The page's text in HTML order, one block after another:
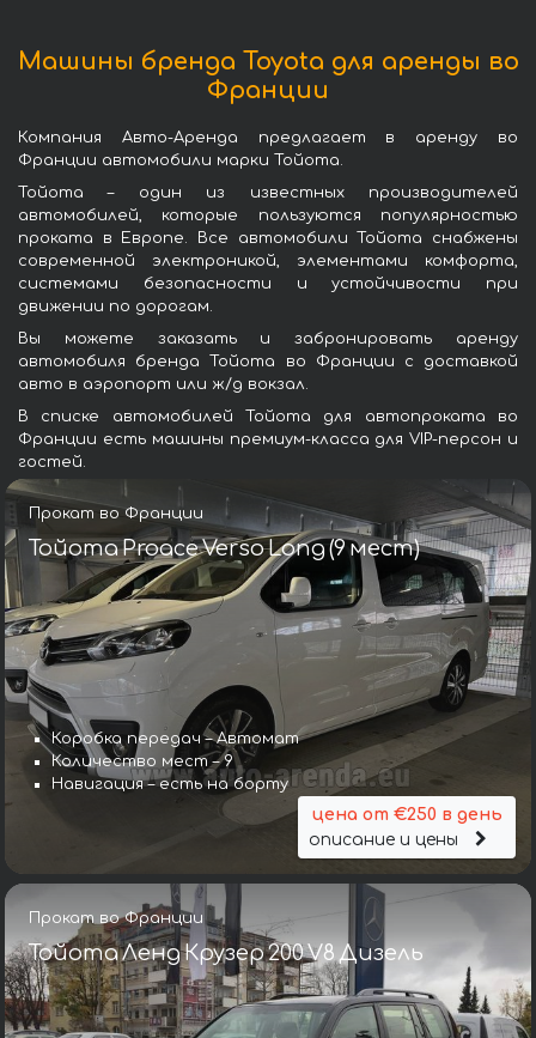
Машины бренда Toyota для аренды во
Франции
Компания Авто-Аренда предлагает в аренду во
Франции автомобили марки Тойота.
Тойота – один из известных производителей
автомобилей, которые пользуются популярностью
проката в Европе. Все автомобили Тойота снабжены
современной электроникой, элементами комфорта,
системами безопасности и устойчивости при
движении по дорогам.
Вы можете заказать и забронировать аренду
автомобиля бренда Тойота во Франции с доставкой
авто в аэропорт или ж/д вокзал.
В списке автомобилей Тойота для автопроката во
Франции есть машины премиум-класса для VIP-персон и
гостей.
Прокат во Франции
Тойота Proace Verso Long (9 мест)
Коробка передач – Автомат
Количество мест – 9
Навигация – есть на борту
цена от €250 в день
описание и цены
Прокат во Франции
Тойота Ленд Крузер 200 V8 Дизель